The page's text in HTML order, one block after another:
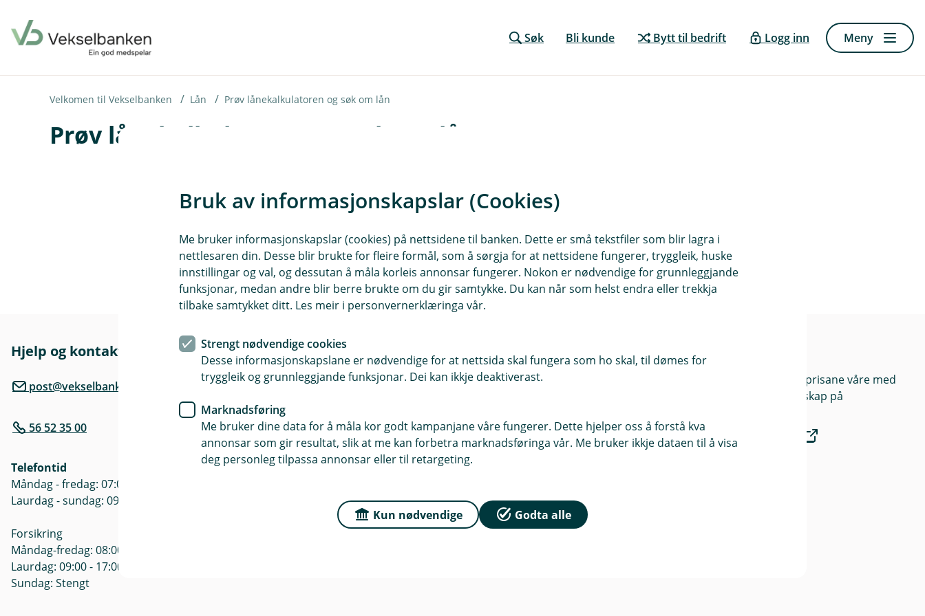
Søk Bli kunde Bytt til bedrift Logg inn Meny
Velkomen til Vekselbanken Lån Prøv lånekalkulatoren og søk om lån
Prøv lånekalkulatoren og søk om lån
Hjelp og kontakt
post@vekselbanken.no
56 52 35 00
Telefontid
Måndag - fredag: 07:00 - 21.00
Laurdag - sundag: 09:00 - 21:00
Forsikring
Måndag-fredag: 08:00 - 18:00
Laurdag: 09:00 - 17:00
Sundag: Stengt
Her finner du oss
Besøksadresse
Postadresse
Postboks 10, 5701 Voss
Om Vekselbanken
Org.nr: 817 244 742
Om oss
Du kan samanlikna prisane våre med
prisar frå andre selskap på
Finansportalen.no
Bruk av informasjonskapslar (Cookies)
Me bruker informasjonskapslar (cookies) på nettsidene til banken. Dette er små tekstfiler som blir lagra i
nettlesaren din. Desse blir brukte for fleire formål, som å sørgja for at nettsidene fungerer, tryggleik, huske
innstillingar og val, og dessutan å måla korleis annonsar fungerer. Nokon er nødvendige for grunnleggjande
funksjonar, medan andre blir berre brukte om du gir samtykke. Du kan når som helst endra eller trekkja
tilbake samtykket ditt. Les meir i personvernerklæringa vår.
Strengt nødvendige cookies
Desse informasjonskapslane er nødvendige for at nettsida skal fungera som ho skal, til dømes for
tryggleik og grunnleggjande funksjonar. Dei kan ikkje deaktiverast.
Marknadsføring
Me bruker dine data for å måla kor godt kampanjane våre fungerer. Dette hjelper oss å forstå kva
annonsar som gir resultat, slik at me kan forbetra marknadsføringa vår. Me bruker ikkje dataen til å visa
deg personleg tilpassa annonsar eller til retargeting.
Kun nødvendige Godta alle